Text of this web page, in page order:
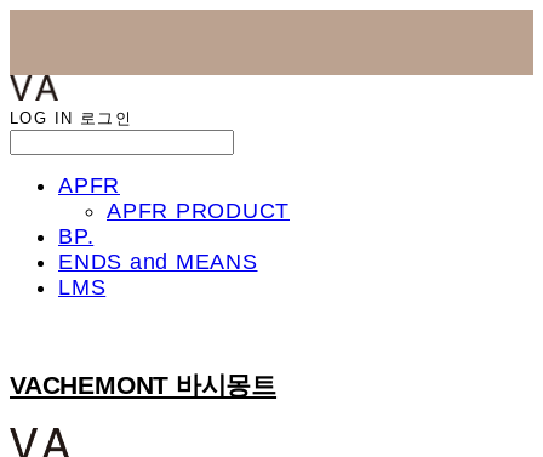
LOG IN 로그인
APFR
APFR PRODUCT
BP.
ENDS and MEANS
LMS
VACHEMONT 바시몽트